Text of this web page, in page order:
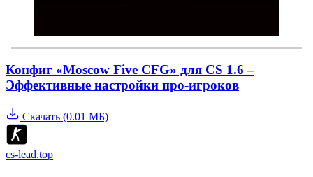
Конфиг «Moscow Five CFG» для CS 1.6 –
Эффективные настройки про-игроков
Скачать (0.01 МБ)
cs-lead.top